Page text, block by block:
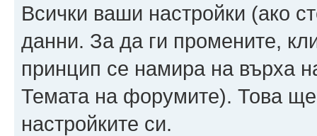
Всички ваши настройки (ако
данни. За да ги промените,
принцип се намира на върха
Темата на форумите). Това
настройките си.